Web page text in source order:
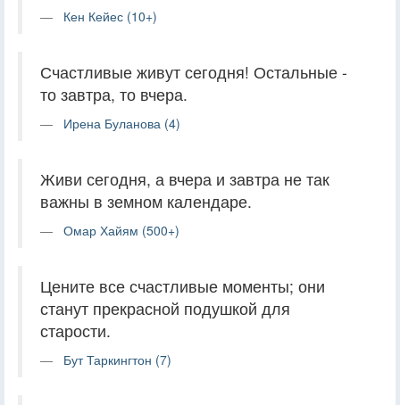
Кен Кейес (10+)
Счастливые живут сегодня! Остальные -
то завтра, то вчера.
Ирена Буланова (4)
Живи сегодня, а вчера и завтра не так
важны в земном календаре.
Омар Хайям (500+)
Цените все счастливые моменты; они
станут прекрасной подушкой для
старости.
Бут Таркингтон (7)